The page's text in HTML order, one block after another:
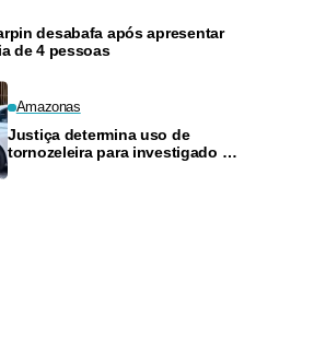
desabafa após apresentar
de 4 pessoas
Amazonas
Justiça determina uso de
tornozeleira para investigado por